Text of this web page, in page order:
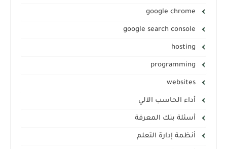
websites
أداء الحاسب الآلي
أسئلة بنك المعرفة
أنظمة إدارة التعلم